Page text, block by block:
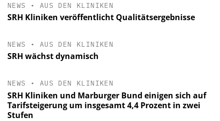
NEWS • AUS DEN KLINIKEN
SRH Kliniken veröffentlicht Qualitätsergebnisse
NEWS • AUS DEN KLINIKEN
SRH wächst dynamisch
NEWS • AUS DEN KLINIKEN
SRH Kliniken und Marburger Bund einigen sich auf
Tarifsteigerung um insgesamt 4,4 Prozent in zwei
Stufen